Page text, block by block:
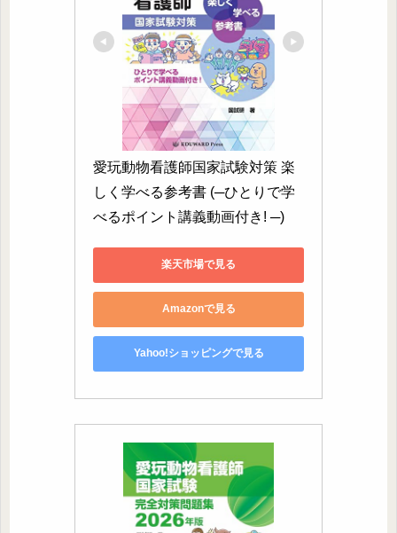
愛玩動物看護師国家試験対策 楽
しく学べる参考書 (─ひとりで学
べるポイント講義動画付き! ─)
楽天市場で見る
Amazonで見る
Yahoo!ショッピングで見る